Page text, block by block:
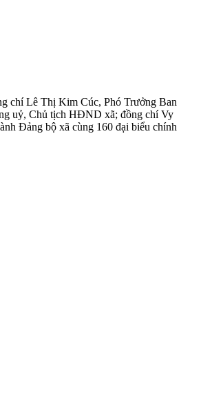
chí Lê Thị Kim Cúc, Phó Trưởng Ban
uỷ, Chủ tịch HĐND xã; đồng chí Vy
Đảng bộ xã cùng 160 đại biểu chính